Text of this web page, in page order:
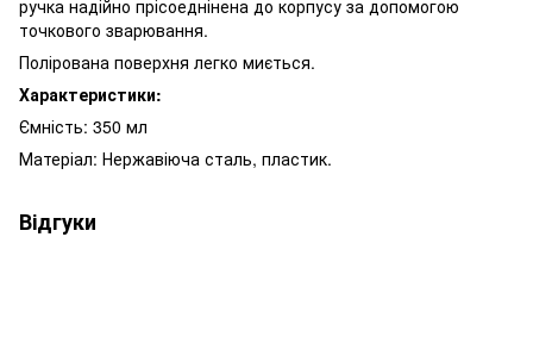
ручка надійно прісоеднінена до корпусу за допомогою
точкового зварювання.
Полірована поверхня легко миється.
Характеристики:
Ємність: 350 мл
Матеріал: Нержавіюча сталь, пластик.
Відгуки